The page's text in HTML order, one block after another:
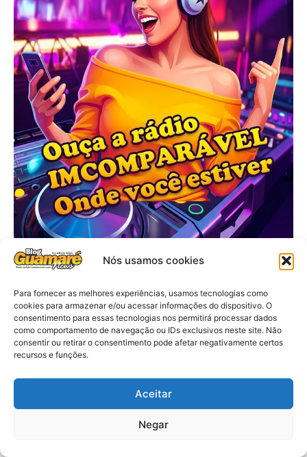
Nós usamos cookies
Para fornecer as melhores experiências, usamos tecnologias como
cookies para armazenar e/ou acessar informações do dispositivo. O
consentimento para essas tecnologias nos permitirá processar dados
como comportamento de navegação ou IDs exclusivos neste site. Não
consentir ou retirar o consentimento pode afetar negativamente certos
recursos e funções.
Aceitar
Negar